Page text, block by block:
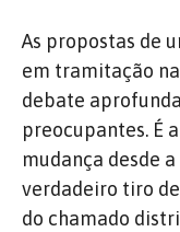
As propostas de
em tramitação
debate
preocupantes. É
mudança desde
verdadeiro tiro
do chamado